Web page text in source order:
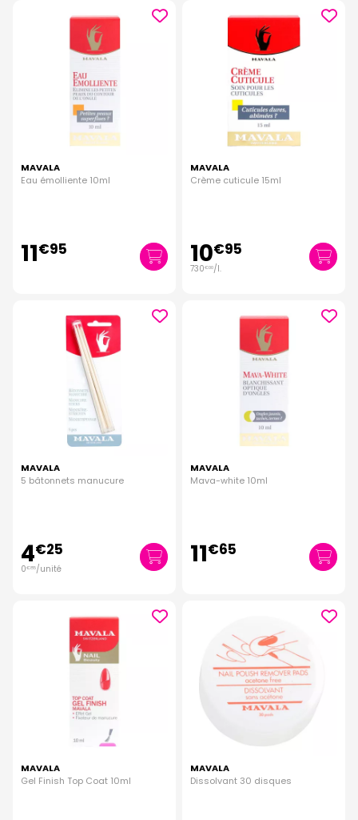
MAVALA
Eau émolliente 10ml
11€95
MAVALA
Crème cuticule 15ml
10€95
730€00/l.
MAVALA
5 bâtonnets manucure
4€25
0€85/unité
MAVALA
Mava-white 10ml
11€65
MAVALA
Gel Finish Top Coat 10ml
MAVALA
Dissolvant 30 disques